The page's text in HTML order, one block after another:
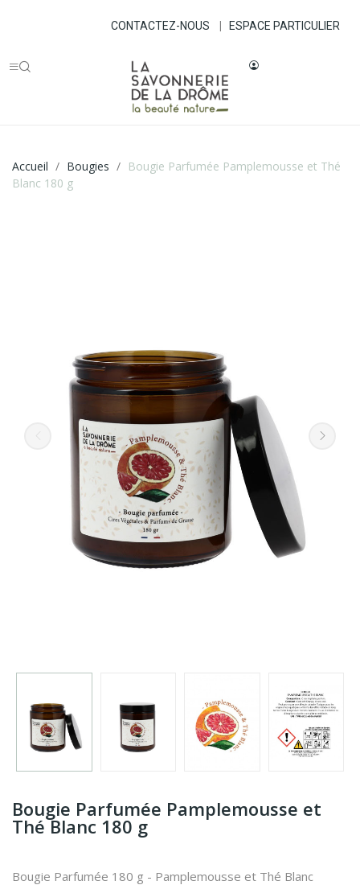
CONTACTEZ-NOUS ESPACE PARTICULIER
Accueil Bougies
Bougie Parfumée Pamplemousse et Thé
Blanc 180 g
Bougie Parfumée Pamplemousse et
Thé Blanc 180 g
Bougie Parfumée 180 g - Pamplemousse et Thé Blanc